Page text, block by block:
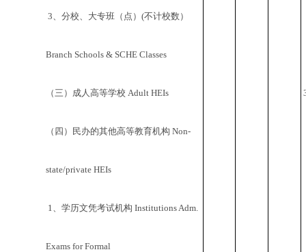
3、分校、大专班（点）(不计校数）
Branch Schools & SCHE Classes
（三）成人高等学校 Adult HEIs
（四）民办的其他高等教育机构 Non-
state/private HEIs
1、学历文凭考试机构 Institutions Adm.
Exams for Formal